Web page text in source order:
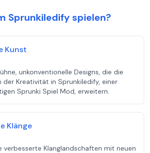
Sprunkiledify spielen?
Kunst
unkonventionelle Designs, die die
der Kreativität in Sprunkiledify, einer
Sprunki Spiel Mod, erweitern.
Klänge
verbesserte Klanglandschaften mit neuen